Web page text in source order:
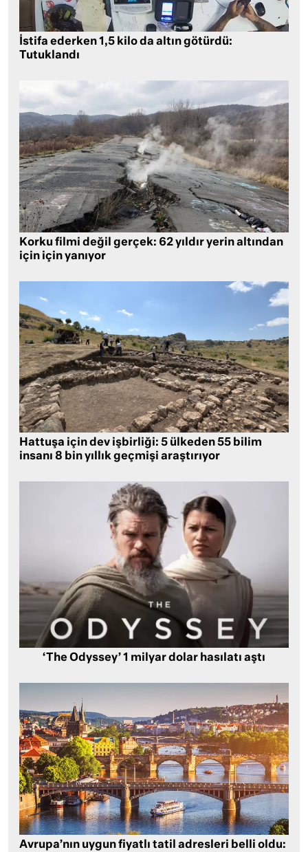
İstifa ederken 1,5 kilo da altın götürdü:
Tutuklandı
Korku filmi değil gerçek: 62 yıldır yerin altından
için için yanıyor
Hattuşa için dev işbirliği: 5 ülkeden 55 bilim
insanı 8 bin yıllık geçmişi araştırıyor
‘The Odyssey’ 1 milyar dolar hasılatı aştı
Avrupa’nın uygun fiyatlı tatil adresleri belli oldu: